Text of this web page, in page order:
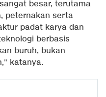
besar, terutama
peternakan serta
padat karya dan
berbasis
buruh, bukan
katanya.